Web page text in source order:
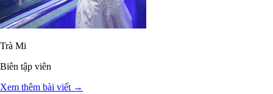
Trà Mi
Biên tập viên
Xem thêm bài viết →